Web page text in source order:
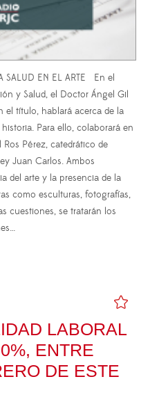
SALUD EN EL ARTE En el
y Salud, el Doctor Ángel Gil
título, hablará acerca de la
Para ello, colaborará en
Pérez, catedrático de
Juan Carlos. Ambos
del arte y la presencia de la
como esculturas, fotografías,
cuestiones, se tratarán los
LABORAL
ENTRE
DE ESTE